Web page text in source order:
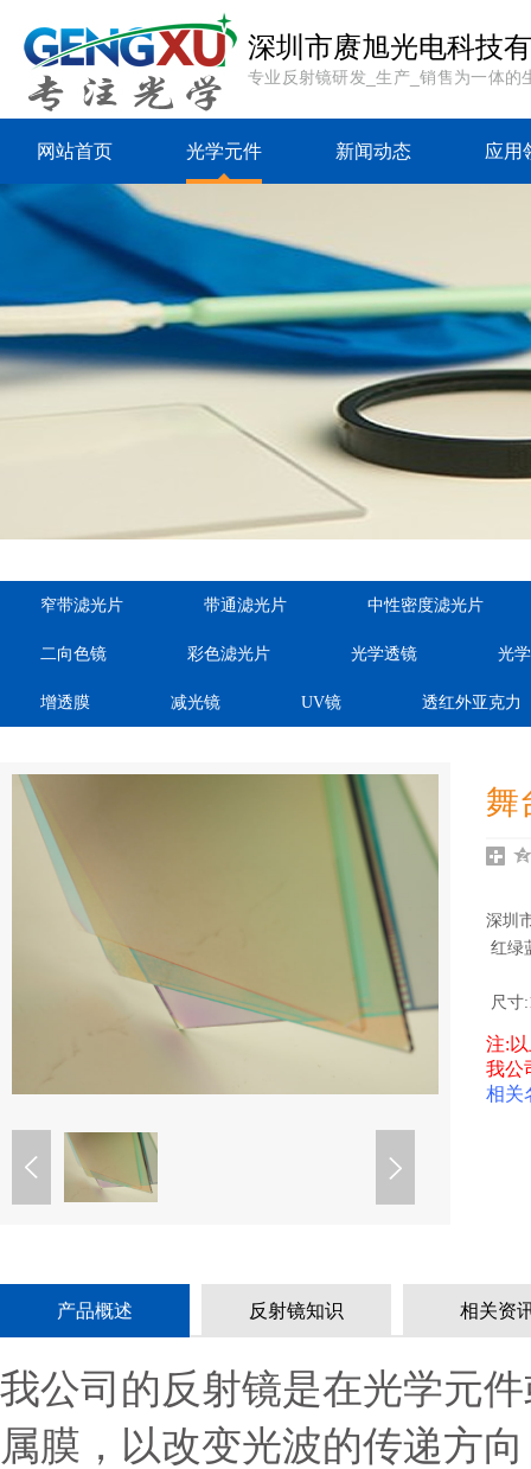
深圳市赓旭光电科技
专业反射镜研发_生产_销售为一体的
网站首页 光学元件
{sdcms:rp top="0"
table="sd_category"
where="followid=
[sdcms_rp] and
order="ordnum,cateid"
var="sdcms_ra:cateid"
新闻动态
table="sd_category"
where="followid=
[sdcms_rp] and
ismenu=1"
order="ordnum,cateid"
var="sdcms_ra:cateid"
应用
窄带滤光片 带通滤光片 中性密度滤光片
二向色镜 彩色滤光片 光学透镜 光
增透膜 减光镜 UV镜 透红外亚克力
舞
深圳
红绿
尺寸
注:
我公
相关
产品概述 反射镜知识 相关资
我公司的反射镜是在光学元
属膜，以改变光波的传递方